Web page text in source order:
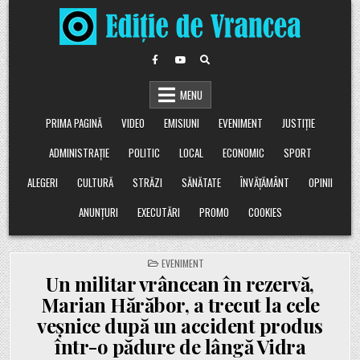
Skip
to
content
MENU
PRIMA PAGINĂ
VIDEO EMISIUNI EVENIMENT
JUSTIȚIE
ADMINISTRAȚIE
POLITIC LOCAL ECONOMIC
SPORT
ALEGERI
CULTURĂ STRĂZI SĂNĂTATE ÎNVĂȚĂMÂNT
OPINII
ANUNȚURI
EXECUTĂRI PROMO COOKIES
POSTED
IN
EVENIMENT
Un militar vrâncean în rezervă,
Marian Hărăbor, a trecut la cele
veșnice după un accident produs
într-o pădure de lângă Vidra